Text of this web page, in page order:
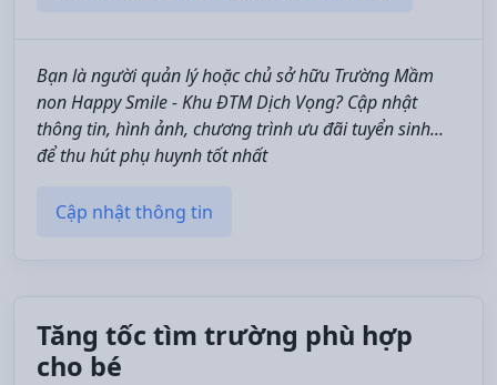
Bạn là người quản lý hoặc chủ sở hữu Trường Mầm
non Happy Smile - Khu ĐTM Dịch Vọng? Cập nhật
thông tin, hình ảnh, chương trình ưu đãi tuyển sinh...
để thu hút phụ huynh tốt nhất
Cập nhật thông tin
Tăng tốc tìm trường phù hợp
cho bé